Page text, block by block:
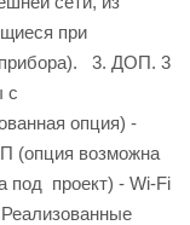
при
прибора). 3. ДОП. 3
с
опция) -
(опция возможна
под проект) - Wi-Fi